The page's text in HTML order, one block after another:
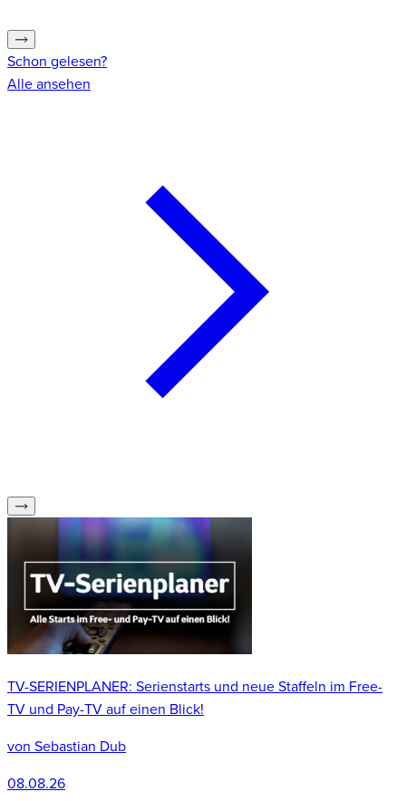
Schon gelesen?
Alle ansehen
TV-SERIENPLANER: Serienstarts und neue Staffeln im Free-
TV und Pay-TV auf einen Blick!
von Sebastian Dub
08.08.26